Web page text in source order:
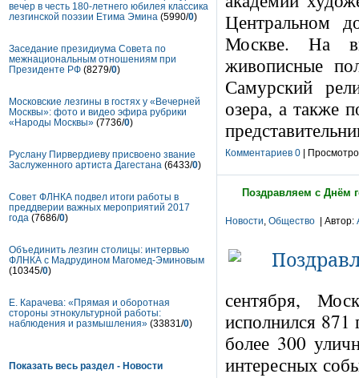
Центральном
Москве. На
живописные
Самурский
озера, а также
Комментариев 0 |
Поздравляем с Днём
Новости, Общество | Автор:
сентября,
исполнился 871
более 300
интересных
вечер в честь 180-летнего юбилея классика
лезгинской поэзии Етима Эмина (5990/0)
Заседание президиума Совета по
межнациональным отношениям при
Президенте РФ (8279/0)
Московские лезгины в гостях у «Вечерней
Москвы»: фото и видео эфира рубрики
«Народы Москвы» (7736/0)
Руслану Пирвердиеву присвоено звание
Заслуженного артиста Дагестана (6433/0)
Совет ФЛНКА подвел итоги работы в
преддверии важных мероприятий 2017
года (7686/0)
Объединить лезгин столицы: интервью
ФЛНКА с Мадрудином Магомед-Эминовым
(10345/0)
Е. Карачева: «Прямая и оборотная
стороны этнокультурной работы:
наблюдения и размышления» (33831/0)
Показать весь раздел - Новости